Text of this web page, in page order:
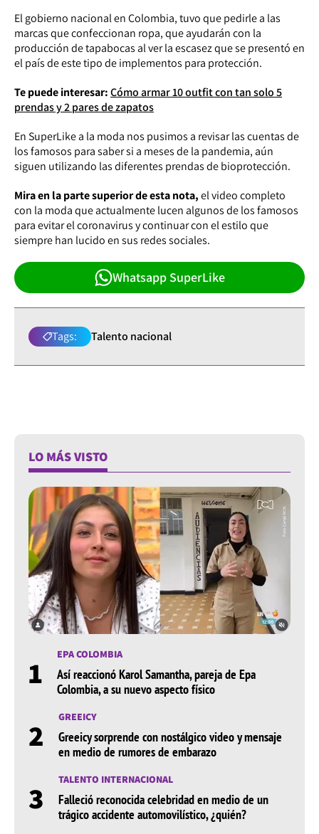
El gobierno nacional en Colombia, tuvo que pedirle a las
marcas que confeccionan ropa, que ayudarán con la
producción de tapabocas al ver la escasez que se presentó en
el país de este tipo de implementos para protección.
Te puede interesar:Cómo armar 10 outfit con tan solo 5
prendas y 2 pares de zapatos
En SuperLike a la moda nos pusimos a revisar las cuentas de
los famosos para saber si a meses de la pandemia, aún
siguen utilizando las diferentes prendas de bioprotección.
Mira en la parte superior de esta nota,el video completo
con la moda que actualmente lucen algunos de los famosos
para evitar el coronavirus y continuar con el estilo que
siempre han lucido en sus redes sociales.
Whatsapp SuperLike
Tags: Talento nacional
LO MÁS VISTO
1 EPA COLOMBIA
Así reaccionó Karol Samantha, pareja de Epa
Colombia, a su nuevo aspecto físico
2 GREEICY
Greeicy sorprende con nostálgico video y mensaje
en medio de rumores de embarazo
3 TALENTO INTERNACIONAL
Falleció reconocida celebridad en medio de un
trágico accidente automovilístico, ¿quién?